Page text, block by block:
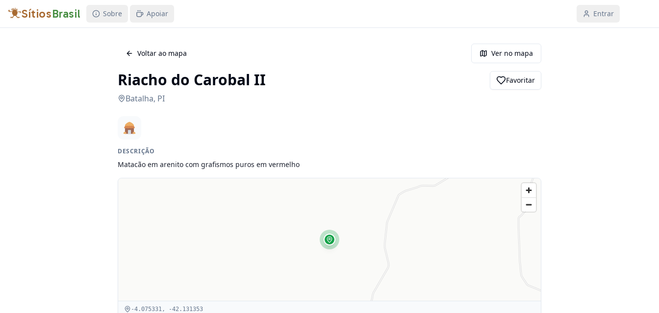
SítiosBrasil Sobre Apoiar Entrar
Voltar ao mapa Ver no mapa
Riacho do Carobal II
Batalha, PI
Favoritar
DESCRIÇÃO
Matacão em arenito com grafismos puros em vermelho
-4.075331, -42.131353